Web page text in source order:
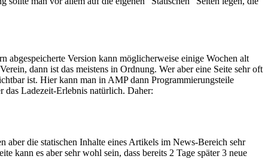
Version kann möglicherweise einige Wochen alt
dann ist das meistens in Ordnung. Wer aber eine Seite sehr oft
ist. Hier kann man in AMP dann Programmierungsteile
das Ladezeit-Erlebnis natürlich. Daher:
aber die statischen Inhalte eines Artikels im News-Bereich sehr
kann es aber sehr wohl sein, dass bereits 2 Tage später 3 neue